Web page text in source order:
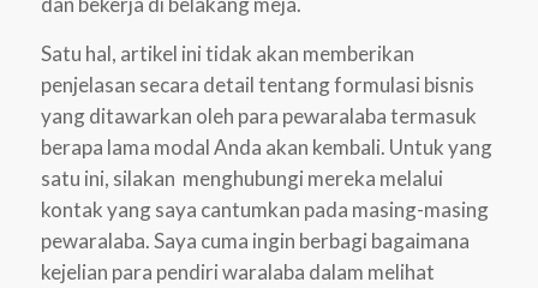
Satu hal, artikel ini tidak akan memberikan
penjelasan secara detail tentang formulasi bisnis
yang ditawarkan oleh para pewaralaba termasuk
berapa lama modal Anda akan kembali. Untuk yang
satu ini, silakan menghubungi mereka melalui
kontak yang saya cantumkan pada masing-masing
pewaralaba. Saya cuma ingin berbagi bagaimana
kejelian para pendiri waralaba dalam melihat